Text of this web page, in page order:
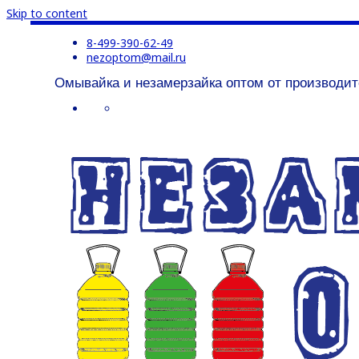
Skip to content
8-499-390-62-49
nezoptom@mail.ru
Омывайка и незамерзайка оптом от